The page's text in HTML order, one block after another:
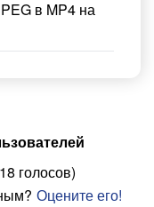
в MP4 на
голосов)
Оцените его!